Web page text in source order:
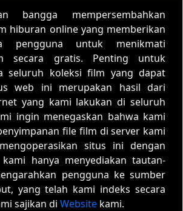
bangga mempersembahkan
hiburan online yang memberikan
pengguna untuk menikmati
secara gratis. Penting untuk
seluruh koleksi film yang dapat
web ini merupakan hasil dari
yang kami lakukan di seluruh
ingin menegaskan bahwa kami
file film di server kami
situs ini dengan
hanya menyediakan tautan-
pengguna ke sumber
yang telah kami indeks secara
sajikan di Website kami.